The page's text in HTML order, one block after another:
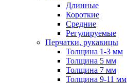
Длинные
Короткие
Средние
Регулируемые
Перчатки, рукавицы
Толщина 1-3 мм
Толщина 5 мм
Толщина 7 мм
Толщина 9-11 мм